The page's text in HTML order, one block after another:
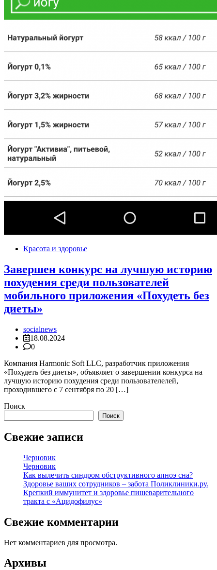
Красота и здоровье
Завершен конкурс на лучшую историю
похудения среди пользователей
мобильного приложения «Похудеть без
диеты»
socialnews
18.08.2024
0
Компания Harmonic Soft LLC, разработчик приложения
«Похудеть без диеты», объявляет о завершении конкурса на
лучшую историю похудения среди пользователелей,
проходившего с 7 сентября по 20 […]
Поиск
Поиск
Свежие записи
Черновик
Черновик
Как вылечить синдром обструктивного апноэ сна?
Здоровье ваших сотрудников – забота Поликлиники.ру.
Крепкий иммунитет и здоровье пищеварительного
тракта с «Ацидофилус»
Свежие комментарии
Нет комментариев для просмотра.
Архивы